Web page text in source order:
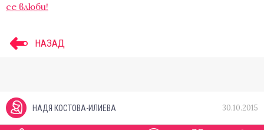
се влюби!
НАЗАД
НАДЯ КОСТОВА-ИЛИЕВА 30.10.2015